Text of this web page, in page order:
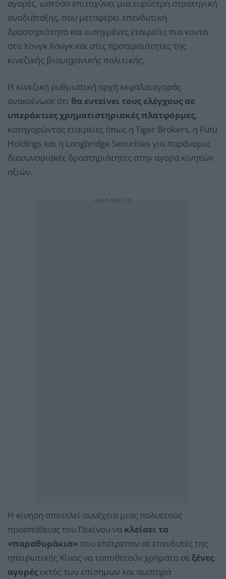
αγορές, ωστόσο επιταχύνει μια ευρύτερη στρατηγική
αναδιάταξης, που μεταφέρει επενδυτική
δραστηριότητα και εισηγμένες εταιρείες πιο κοντά
στο Χονγκ Κονγκ και στις προτεραιότητες της
κινεζικής βιομηχανικής πολιτικής.
Η κινεζική ρυθμιστική αρχή κεφαλαιαγοράς
ανακοίνωσε ότι θα εντείνει τους ελέγχους σε
υπεράκτιες χρηματιστηριακές πλατφόρμες,
κατηγορώντας εταιρείες όπως η Tiger Brokers, η Futu
Holdings και η Longbridge Securities για παράνομες
διασυνοριακές δραστηριότητες στην αγορά κινητών
αξιών.
Η κίνηση αποτελεί συνέχεια μιας πολυετούς
προσπάθειας του Πεκίνου να κλείσει τα
«παραθυράκια»που επέτρεπαν σε επενδυτές της
ηπειρωτικής Κίνας να τοποθετούν χρήματα σε ξένες
αγορές εκτός των επίσημων και αυστηρά